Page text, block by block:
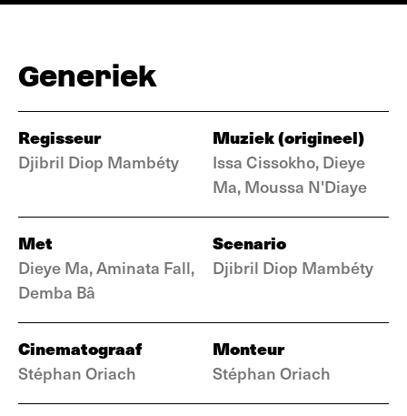
Generiek
Regisseur
Djibril Diop Mambéty
Muziek (origineel)
Issa Cissokho, Dieye
Ma, Moussa N'Diaye
Met
Dieye Ma, Aminata Fall,
Demba Bâ
Scenario
Djibril Diop Mambéty
Cinematograaf
Stéphan Oriach
Monteur
Stéphan Oriach